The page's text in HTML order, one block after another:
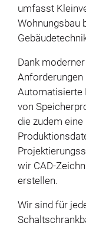
umfasst
Wohnungsbau
Dank
Anforderungen
Automatisierte
von
die zudem
wir CAD-
erstellen.
Wir sind für